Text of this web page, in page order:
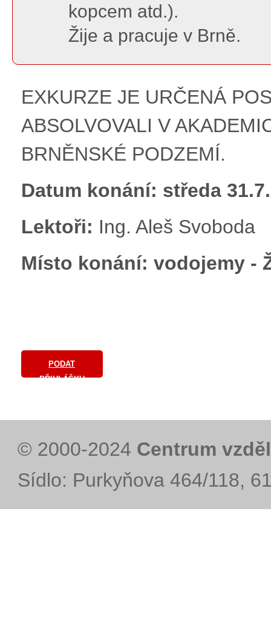
kopcem atd.).
Žije a pracuje v Brně.
EXKURZE JE URČENÁ
ABSOLVOVALI V
BRNĚNSKÉ PODZEMÍ.
Datum konání: středa
Lektoři: Ing. Aleš Svoboda
Místo konání: vodojemy -
PODAT
PŘIHLÁŠKU
© 2000-2024 Centrum
Sídlo: Purkyňova 464/118,